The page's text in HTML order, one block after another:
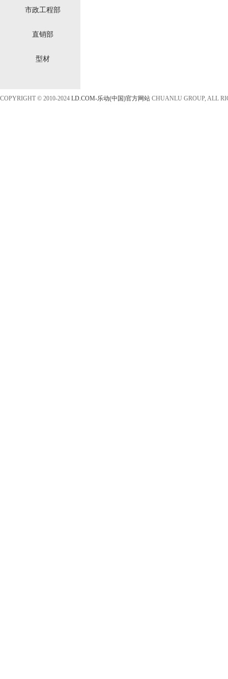
市政工程部
直销部
型材
COPYRIGHT © 2010-2024 LD.COM-乐动(中国)官方网站 CHUANLU GROUP, ALL